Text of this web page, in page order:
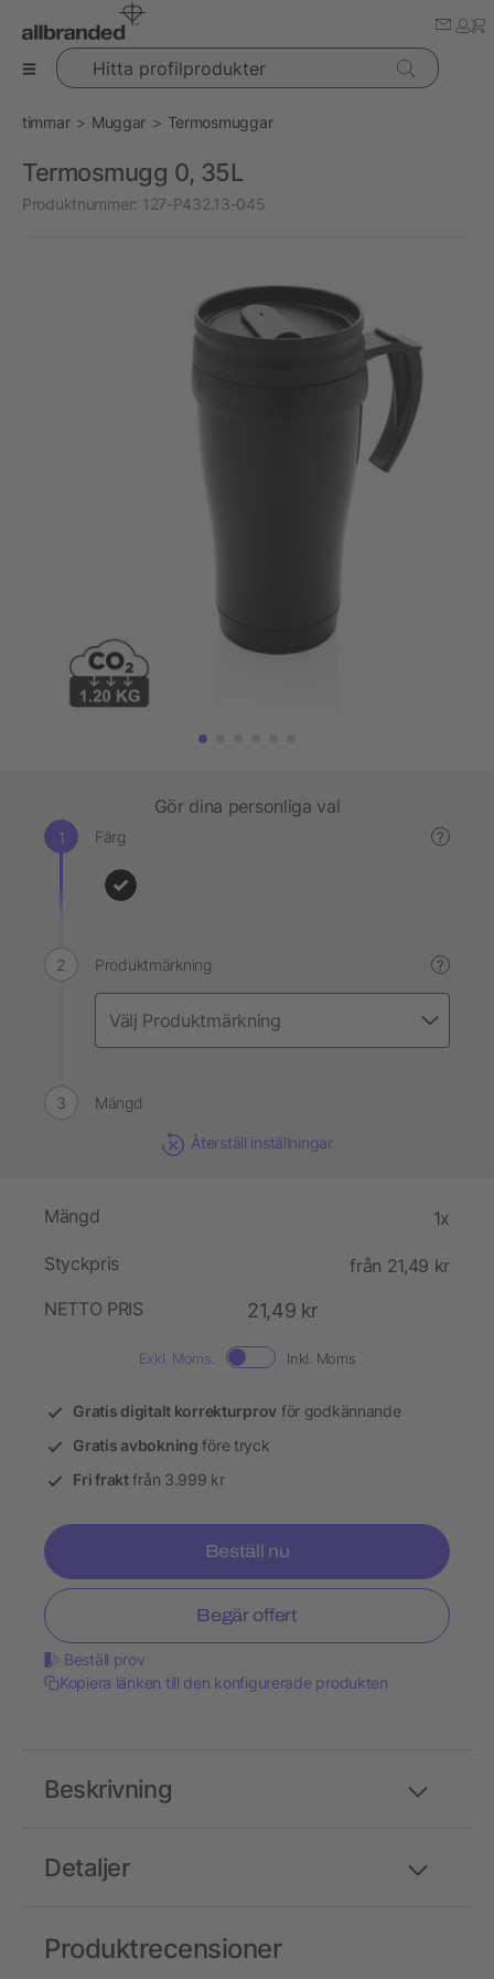
Hitta profilprodukter
timmar Muggar Termosmuggar
Termosmugg 0, 35L
Produktnummer: 127-P432.13-045
Gör dina personliga val
Färg ?
Produktmärkning ?
Mängd
Återställ inställningar
Mängd 1x
Styckpris
från 21,49 kr
NETTO PRIS
21,49 kr
Exkl. Moms. Inkl. Moms
Gratis digitalt korrekturprov för godkännande
Gratis avbokning före tryck
Fri fraktfrån 3.999 kr
Beställ nu
Begär offert
Beställ prov
Kopiera länken till den konfigurerade produkten
Detaljer
Beskrivning
Produktrecensioner